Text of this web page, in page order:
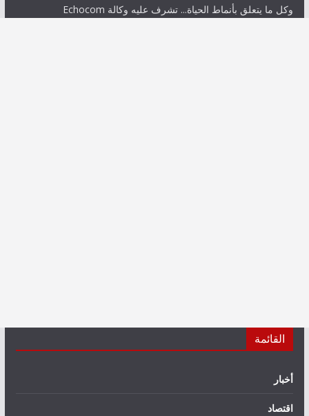
وكل ما يتعلق بأنماط الحياة... تشرف عليه وكالة Echocom
القائمة
أخبار
اقتصاد